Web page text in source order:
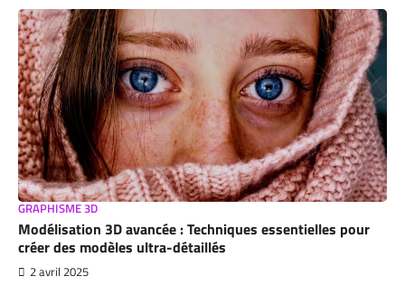
GRAPHISME 3D
Modélisation 3D avancée : Techniques essentielles pour
créer des modèles ultra-détaillés
2 avril 2025